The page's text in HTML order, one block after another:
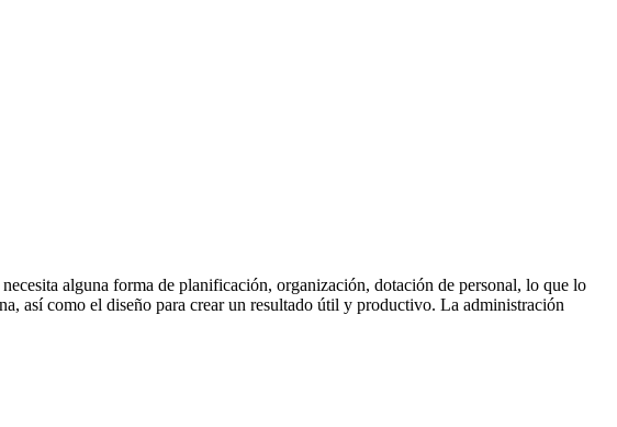
alguna forma de planificación, organización, dotación de personal, lo que lo
así como el diseño para crear un resultado útil y productivo. La administración